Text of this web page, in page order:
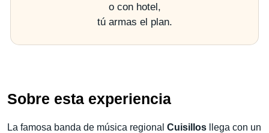
o con hotel,
tú armas el plan.
Sobre esta experiencia
La famosa banda de música regional Cuisillos
llega con un